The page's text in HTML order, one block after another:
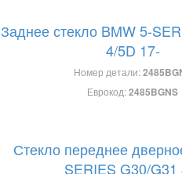
Заднее стекло BMW 5-
4/5D 17-
Номер детали:
Еврокод:2485BGNS
Стекло переднее
SERIES G30/G31